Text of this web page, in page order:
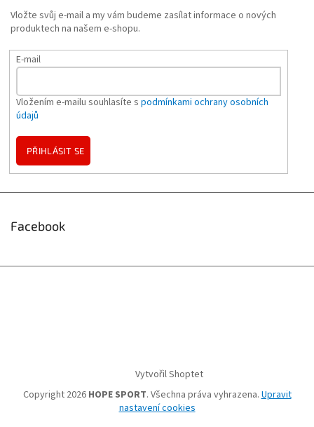
Vložte svůj e-mail a my vám budeme zasílat informace o nových
produktech na našem e-shopu.
E-mail
Vložením e-mailu souhlasíte s podmínkami ochrany osobních
údajů
PŘIHLÁSIT SE
Facebook
Vytvořil Shoptet
Copyright 2026 HOPE SPORT. Všechna práva vyhrazena. Upravit
nastavení cookies